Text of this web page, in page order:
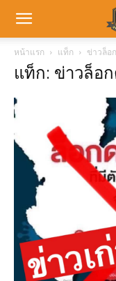
หน้าแรก แท็ก ข่าวล็อ
แท็ก: ข่าวล็อ